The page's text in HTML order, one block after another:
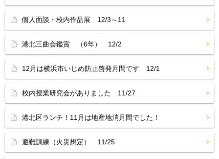
個人面談・校内作品展 12/3～11
港北三曲会鑑賞 （6年） 12/2
12月は横浜市いじめ防止啓発月間です 12/1
校内授業研究会がありました 11/27
港北区ランチ！11月は地産地消月間でした！
避難訓練（火災想定） 11/25